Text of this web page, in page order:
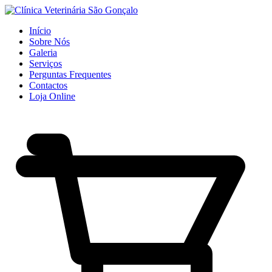
Início
Sobre Nós
Galeria
Serviços
Perguntas Frequentes
Contactos
Loja Online